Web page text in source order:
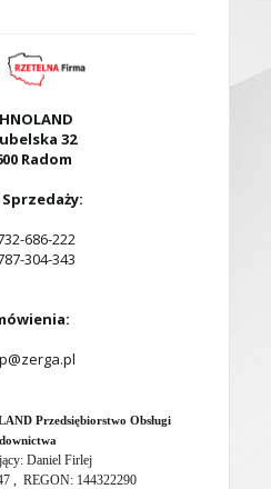
32
Radom
Sprzedaży:
686-222
304-343
Przedsiębiorstwo Obsługi
Daniel Firlej
, REGON: 144322290